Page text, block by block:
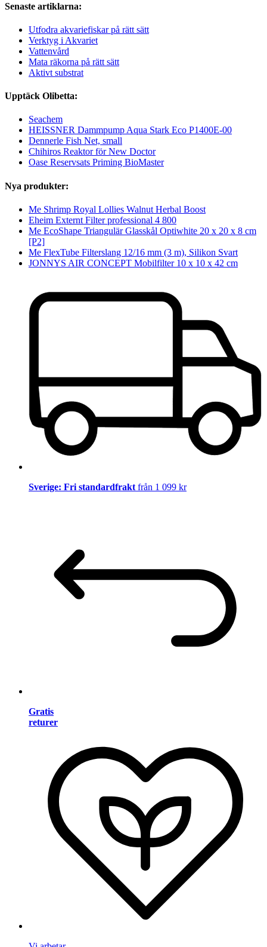
Senaste artiklarna:
Utfodra akvariefiskar på rätt sätt
Verktyg i Akvariet
Vattenvård
Mata räkorna på rätt sätt
Aktivt substrat
Upptäck Olibetta:
Seachem
HEISSNER Damm­pump Aqua Stark Eco P1400E-00
Dennerle Fish Net, small
Chihiros Reaktor för New Doctor
Oase Reservsats Priming BioMaster
Nya produkter:
Me Shrimp Royal Lollies Walnut Herbal Boost
Eheim Externt Filter professional 4 800
Me EcoShape Triangulär Glasskål Optiwhite 20 x 20 x 8 cm
[P2]
Me FlexTube Filterslang 12/16 mm (3 m), Silikon Svart
JONNYS AIR CONCEPT Mobilfilter 10 x 10 x 42 cm
Sverige: Fri standardfrakt från 1 099 kr
Gratis
returer